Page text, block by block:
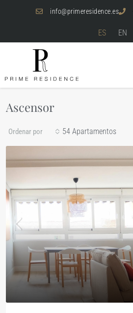
info@primeresidence.es
ES EN
Ascensor
54 Apartamentos
Ordenar por